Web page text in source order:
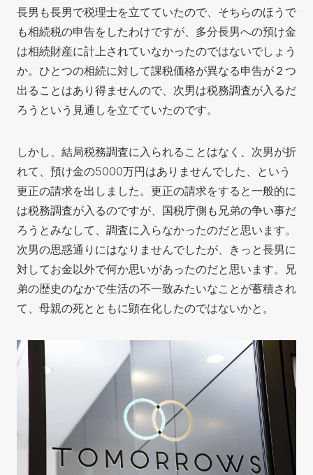
長男も長男で税理士を立てていたので、そちらのほうで
も相続税の申告をしたわけですが、多分長男への預け金
は相続財産に計上されていなかったのではないでしょう
か。ひとつの相続に対して課税価格が異なる申告が２つ
出ることはあり得ませんので、次男は税務調査が入るだ
ろうという見通しを立てていたのです。
しかし、結局税務調査に入られることはなく、次男が折
れて、預け金の5000万円はありませんでした、という
更正の請求を出しました。更正の請求をすると一般的に
は税務調査が入るのですが、国税庁側も兄弟の争い事だ
ろうとみなして、調査に入らなかったのだと思います。
次男の思惑通りにはなりませんでしたが、きっと長男に
対してお金以外で何か思いがあったのだと思います。兄
弟の歴史のなかで生活の不一致みたいなことが蓄積され
て、母親の死とともに顕在化したのではないかと。